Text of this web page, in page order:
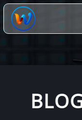
Chuyển
đến
dung